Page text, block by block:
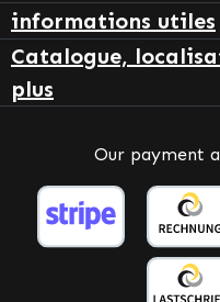
informations utiles
Catalogue,
plus
Our payment